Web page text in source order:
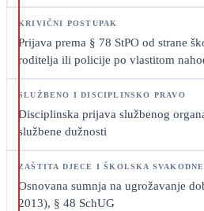
Prijava prema § 78 StPO od strane
roditelja ili policije po vlastitom
Disciplinska prijava službenog
službene dužnosti
Osnovana sumnja na ugrožavanje
2013), § 48 SchUG